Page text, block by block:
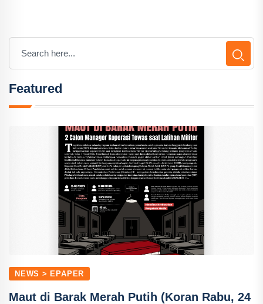
Featured
NEWS > EPAPER
Maut di Barak Merah Putih (Koran Rabu, 24